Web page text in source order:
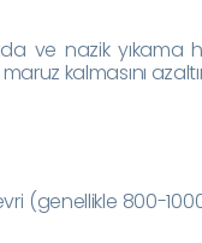
ve nazik yıkama
kalmasını
(genellikle 800-1000